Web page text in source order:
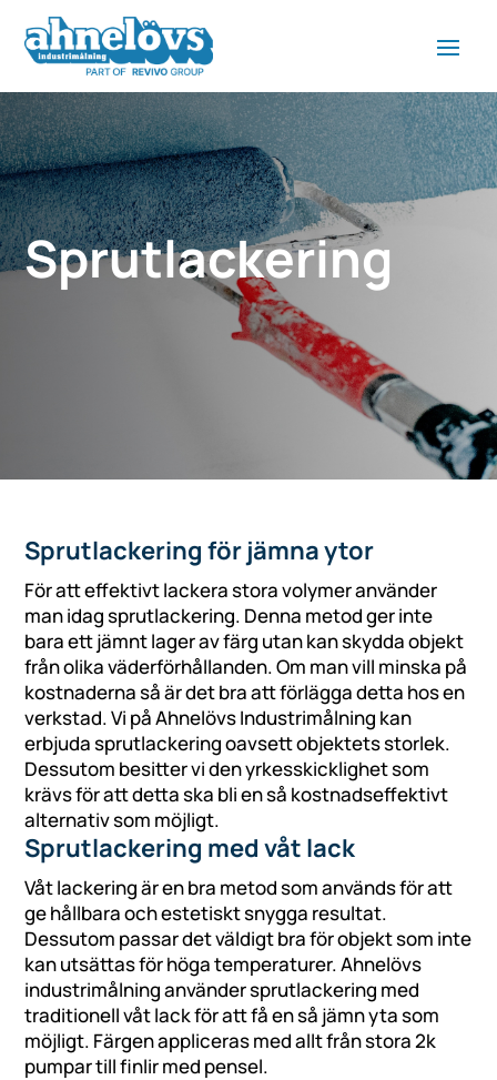
Sprut­lackering
Sprutlackering för jämna ytor
För att effektivt lackera stora volymer använder
man idag sprutlackering. Denna metod ger inte
bara ett jämnt lager av färg utan kan skydda objekt
från olika väderförhållanden. Om man vill minska på
kostnaderna så är det bra att förlägga detta hos en
verkstad. Vi på Ahnelövs Industrimålning kan
erbjuda sprutlackering oavsett objektets storlek.
Dessutom besitter vi den yrkesskicklighet som
krävs för att detta ska bli en så kostnadseffektivt
alternativ som möjligt.
Sprutlackering med våt lack
Våt lackering är en bra metod som används för att
ge hållbara och estetiskt snygga resultat.
Dessutom passar det väldigt bra för objekt som inte
kan utsättas för höga temperaturer. Ahnelövs
industrimålning använder sprutlackering med
traditionell våt lack för att få en så jämn yta som
möjligt. Färgen appliceras med allt från stora 2k
pumpar till finlir med pensel.